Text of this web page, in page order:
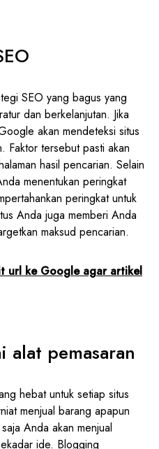
SEO yang bagus yang
dan berkelanjutan. Jika
akan mendeteksi situs
Faktor tersebut pasti akan
hasil pencarian. Selain
menentukan peringkat
peringkat untuk
Anda juga memberi Anda
maksud pencarian.
url ke Google agar artikel
alat pemasaran
hebat untuk setiap situs
menjual barang apapun
Anda akan menjual
ide. Blogging